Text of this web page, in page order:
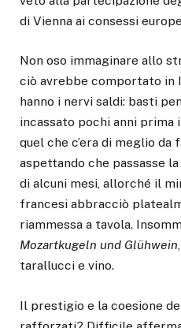
di Vienna ai consessi
Non oso immaginare allo
ciò avrebbe comportato in
hanno i nervi saldi: basti
incassato pochi anni prima
quel che c’era di meglio da
aspettando che passasse
di alcuni mesi, allorché il
francesi abbracciò
riammessa a tavola.
Mozartkugeln und Glühwein
tarallucci e vino.
Il prestigio e la coesione